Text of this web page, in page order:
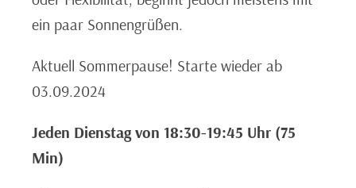
ein paar Sonnengrüßen.
Aktuell Sommerpause! Starte wieder ab
03.09.2024
Jeden Dienstag von 18:30-19:45 Uhr (75
Min)